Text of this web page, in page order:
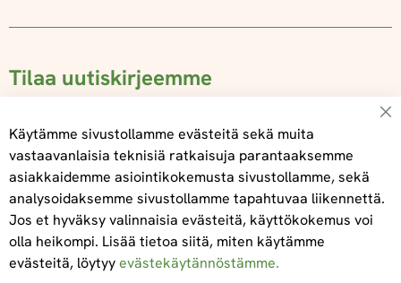
Tilaa uutiskirjeemme
Tilaa
Tietoa meistä
Toimitus- ja maksuehdot
Käytämme sivustollamme evästeitä sekä muita
vastaavanlaisia teknisiä ratkaisuja parantaaksemme
asiakkaidemme asiointikokemusta sivustollamme, sekä
analysoidaksemme sivustollamme tapahtuvaa liikennettä.
Jos et hyväksy valinnaisia evästeitä, käyttökokemus voi
olla heikompi. Lisää tietoa siitä, miten käytämme
evästeitä, löytyyevästekäytännöstämme.